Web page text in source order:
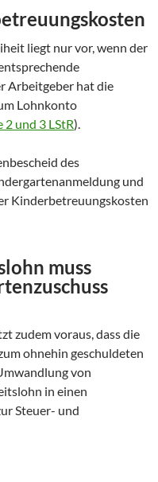
liegt nur vor, wenn der
Arbeitgeber hat die
Lohnkonto
2 und 3 LStR).
des
und
Kinderbetreuungskosten
muss
zudem voraus, dass die
ohnehin geschuldeten
von
in einen
Steuer- und